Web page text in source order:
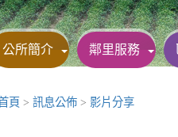
公所簡介 鄰里服務
頁 > 訊息公佈 > 影片分享